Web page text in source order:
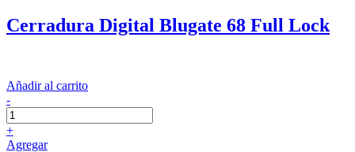
Cerradura Digital Blugate 68 Full Lock
Añadir al carrito
-
+
Agregar